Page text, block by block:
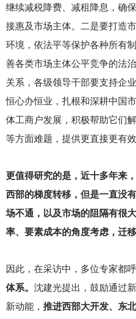
继续减税降费、减租降息，确
接惠及市场主体。二是要打造
环境，依法平等保护各种所有
善各类市场主体公平竞争的法
关系，各级领导干部要支持企
恒心办恒业，扎根和深耕中国
体工商户发展，积极帮助它们
等方面难题，提供更直接更有效
更值得研究的是，近十多年来
西部的梯度转移，但是一直没
场不通，以及市场的阻隔有很
率、要素成本的角度考虑，迁
因此，在采访中，多位专家都
体系。 沈建光提出，鼓励通过
新动能， 推进西部大开发、东